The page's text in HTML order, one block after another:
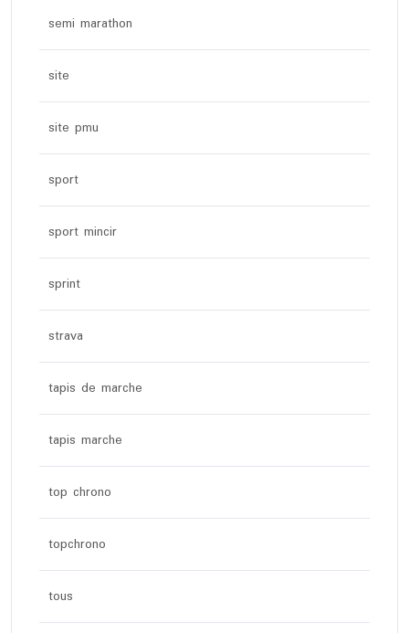
semi marathon
site
site pmu
sport
sport mincir
sprint
strava
tapis de marche
tapis marche
top chrono
topchrono
tous